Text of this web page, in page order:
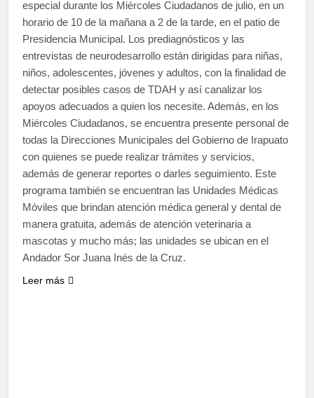
especial durante los Miércoles Ciudadanos de julio, en un
horario de 10 de la mañana a 2 de la tarde, en el patio de
Presidencia Municipal. Los prediagnósticos y las
entrevistas de neurodesarrollo están dirigidas para niñas,
niños, adolescentes, jóvenes y adultos, con la finalidad de
detectar posibles casos de TDAH y así canalizar los
apoyos adecuados a quien los necesite. Además, en los
Miércoles Ciudadanos, se encuentra presente personal de
todas la Direcciones Municipales del Gobierno de Irapuato
con quienes se puede realizar trámites y servicios,
además de generar reportes o darles seguimiento. Este
programa también se encuentran las Unidades Médicas
Móviles que brindan atención médica general y dental de
manera gratuita, además de atención veterinaria a
mascotas y mucho más; las unidades se ubican en el
Andador Sor Juana Inés de la Cruz.
Leer más